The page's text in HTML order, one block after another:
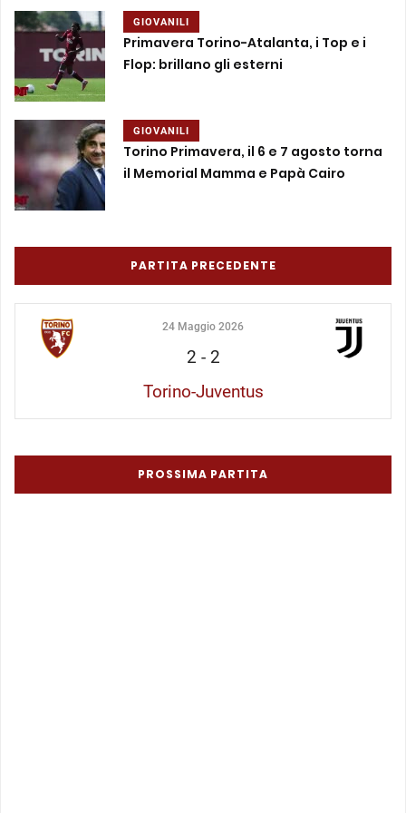
GIOVANILI
Primavera Torino-Atalanta, i Top e i
Flop: brillano gli esterni
GIOVANILI
Torino Primavera, il 6 e 7 agosto torna
il Memorial Mamma e Papà Cairo
PARTITA PRECEDENTE
24 Maggio 2026
2 - 2
Torino-Juventus
PROSSIMA PARTITA